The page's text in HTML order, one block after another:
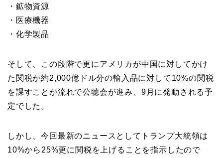
・鉱物資源
・医療機器
・化学製品
そして、この段階で更にアメリカが中国に対してかけ
た関税が約2,000億ドル分の輸入品に対して10%の関税
を課すことが流れで公聴会が進み、9月に発動される予
定でした。
しかし、今回最新のニュースとしてトランプ大統領は
10%から25%更に関税を上げることを指示したので